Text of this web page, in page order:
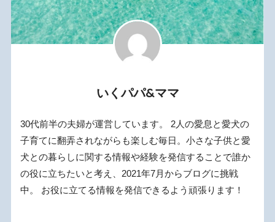
いくパパ&ママ
30代前半の夫婦が運営しています。 2人の愛息と愛犬の
子育てに翻弄されながらも楽しむ毎日。小さな子供と愛
犬との暮らしに関する情報や経験を発信することで誰か
の役に立ちたいと考え、2021年7月からブログに挑戦
中。 お役に立てる情報を発信できるよう頑張ります！